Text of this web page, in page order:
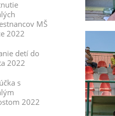
MŠ
2022
detí do
2022
s
2022